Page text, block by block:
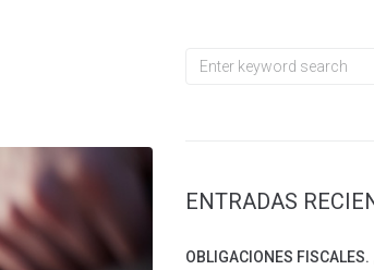
ENTRADAS
OBLIGACIONES FISCALES.